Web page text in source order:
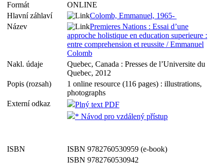
Formát
ONLINE
Hlavní záhlaví
Colomb, Emmanuel, 1965-
Název
Premieres Nations : Essai d’une
approche holistique en education superieure :
entre comprehension et reussite / Emmanuel
Colomb
Nakl. údaje
Quebec, Canada : Presses de l’Universite du
Quebec, 2012
Popis (rozsah)
1 online resource (116 pages) : illustrations,
photographs
Externí odkaz
Plný text PDF
* Návod pro vzdálený přístup
ISBN
ISBN 9782760530959 (e-book)
ISBN 9782760530942